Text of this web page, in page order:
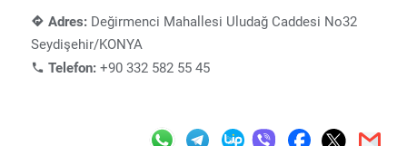
Adres: Değirmenci Mahallesi Uludağ Caddesi No32
Seydişehir/KONYA
Telefon: +90 332 582 55 45